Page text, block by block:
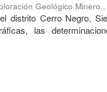
Geológico Minero.,
distrito Cerro Negro,
las